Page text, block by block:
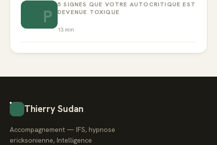
P
5 SIGNES QUE VOTRE AUTOCRITIQUE EST
DEVENUE TOXIQUE
13 min
Thierry Sudan
Accompagnement — IFS, hypnose
ericksonienne, Intelligence